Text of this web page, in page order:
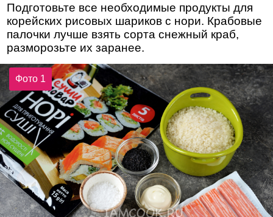
Подготовьте все необходимые продукты для
корейских рисовых шариков с нори. Крабовые
палочки лучше взять сорта снежный краб,
разморозьте их заранее.
Фото 1